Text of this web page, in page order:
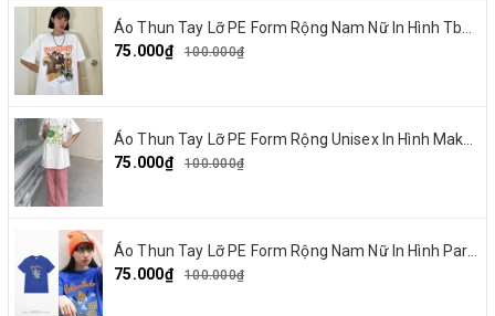
75.000₫
100.000₫
75.000₫
100.000₫
75.000₫
100.000₫